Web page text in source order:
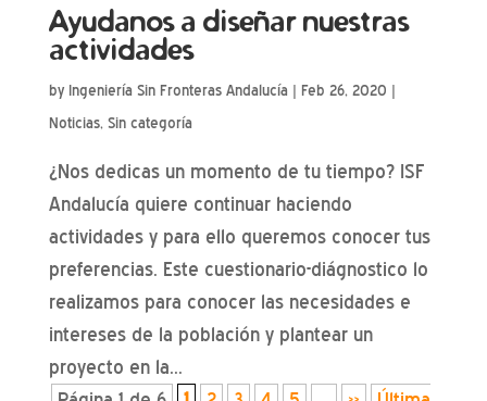
Ayudanos a diseñar nuestras
actividades
by Ingeniería Sin Fronteras Andalucía | Feb 26, 2020 |
Noticias, Sin categoría
¿Nos dedicas un momento de tu tiempo? ISF
Andalucía quiere continuar haciendo
actividades y para ello queremos conocer tus
preferencias. Este cuestionario-diágnostico lo
realizamos para conocer las necesidades e
intereses de la población y plantear un
proyecto en la...